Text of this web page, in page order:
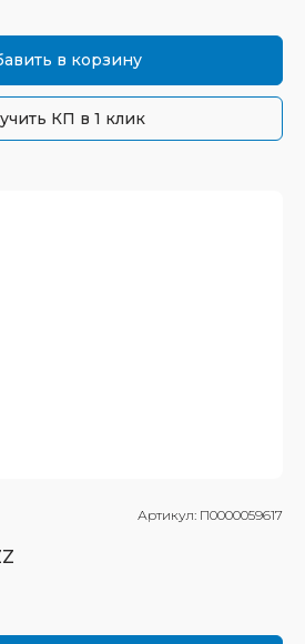
в корзину
КП в 1 клик
Артикул: П0000059617